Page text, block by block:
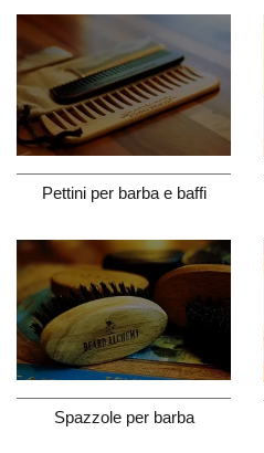
Pettini per barba e baffi
Spazzole per barba